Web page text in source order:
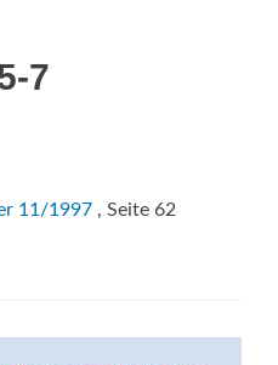
7
11/1997 , Seite 62